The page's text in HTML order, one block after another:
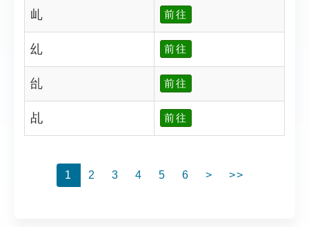
乢 前往
乣 前往
乨 前往
乩 前往
1 2 3 4 5 6 > >>